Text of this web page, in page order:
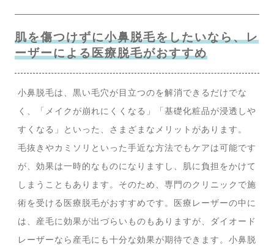
肌を傷つけずに小鼻脱毛をしたいなら、レ
ーザーによる医療脱毛がおすすめ
小鼻脱毛は、黒い毛穴が目立つのを解消できるだけでな
く、「メイクが崩れにくくなる」「基礎化粧品が浸透しや
すくなる」といった、さまざまなメリットがあります。
毛抜きやカミソリといった手近な方法でもケアは可能です
が、効果は一時的なものになりますし、肌に負担をかけて
しまうこともあります。そのため、専門のクリニックで施
術を受ける医療脱毛がおすすめです。医療レーザーの中に
は、産毛に効果が出づらいものもありますが、ダイオード
レーザーなら産毛にも十分な効果が期待できます。小鼻脱